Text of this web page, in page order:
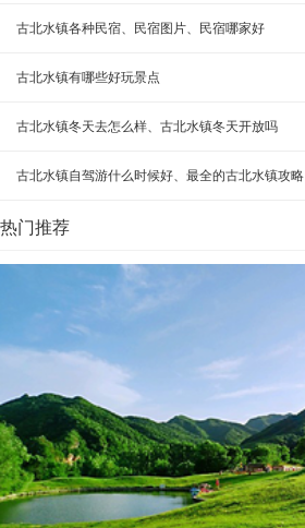
古北水镇各种民宿、民宿图片、民宿哪家好
古北水镇有哪些好玩景点
古北水镇冬天去怎么样、古北水镇冬天开放吗
古北水镇自驾游什么时候好、最全的古北水镇攻略
热门推荐